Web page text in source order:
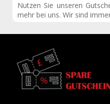
Nutzen Sie unseren
mehr bei uns. Wir sind